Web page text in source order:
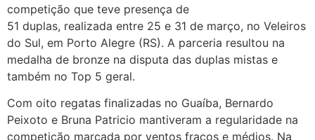
competição que teve presença de
51 duplas, realizada entre 25 e 31 de março, no Veleiros
do Sul, em Porto Alegre (RS). A parceria resultou na
medalha de bronze na disputa das duplas mistas e
também no Top 5 geral.
Com oito regatas finalizadas no Guaíba, Bernardo
Peixoto e Bruna Patricio mantiveram a regularidade na
competição marcada por ventos fracos e médios. Na